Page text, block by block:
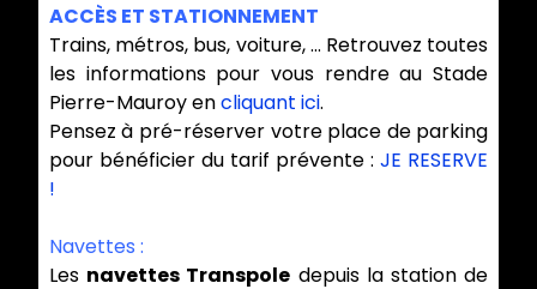
ACCÈS ET STATIONNEMENT
Trains, métros, bus, voiture, ... Retrouvez toutes
les informations pour vous rendre au Stade
Pierre-Mauroy encliquant ici.
Pensez à pré-réserver votre place de parking
pour bénéficier du tarif prévente :JE RESERVE
!
Navettes :
Les navettes Transpole depuis la station de